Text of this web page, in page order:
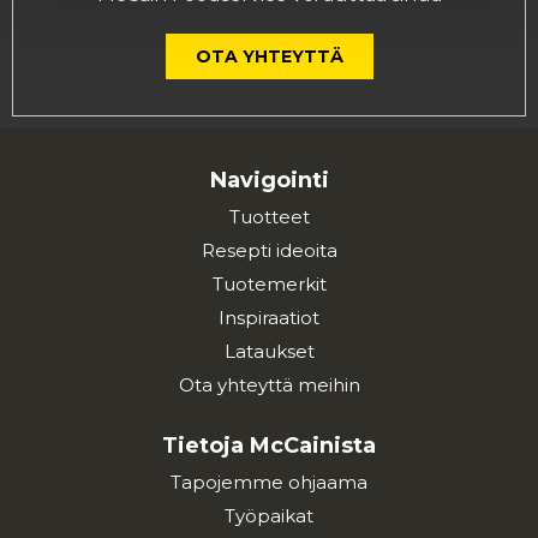
OTA YHTEYTTÄ
Navigointi
Tuotteet
Resepti ideoita
Tuotemerkit
Inspiraatiot
Lataukset
Ota yhteyttä meihin
Tietoja McCainista
Tapojemme ohjaama
Työpaikat